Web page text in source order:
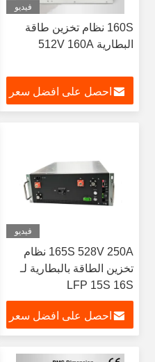
فيديو
160S نظام تخزين طاقة
البطارية 512V 160A
احصل على افضل سعر
فيديو
165S 528V 250A نظام
تخزين الطاقة بالبطارية لـ
LFP 15S 16S
احصل على افضل سعر